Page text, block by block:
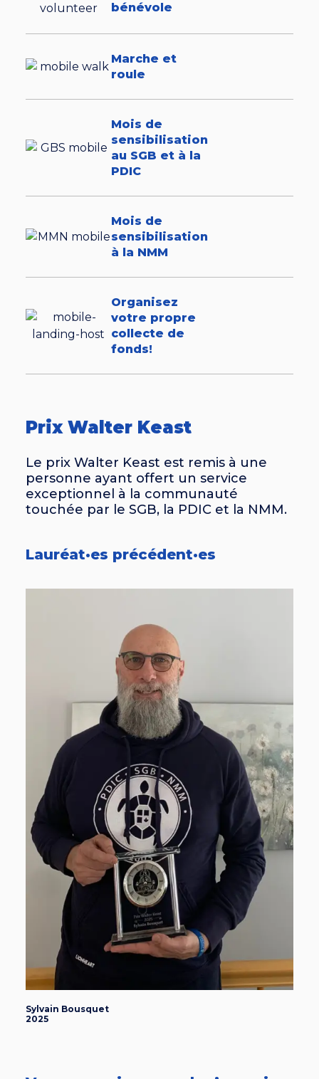
bénévole
Marche et
roule
Mois de
sensibilisation
au SGB et à la
PDIC
Mois de
sensibilisation
à la NMM
Organisez
votre propre
collecte de
fonds!
Prix Walter Keast
Le prix Walter Keast est remis à une
personne ayant offert un service
exceptionnel à la communauté
touchée par le SGB, la PDIC et la NMM.
Lauréat·es précédent·es
Sylvain Bousquet
2025